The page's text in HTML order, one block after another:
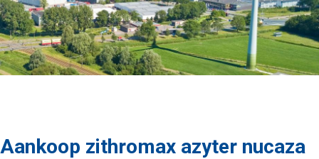
Aankoop zithromax azyter nucaza